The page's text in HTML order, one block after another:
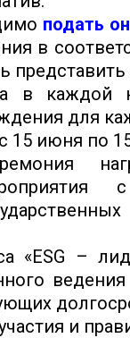
подать
в
в каждой
для
15 июня по
«ESG –
и